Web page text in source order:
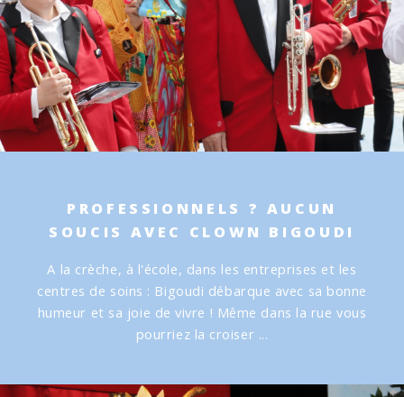
PROFESSIONNELS ? AUCUN
SOUCIS AVEC CLOWN BIGOUDI
A la crèche, à l'école, dans les entreprises et les
centres de soins : Bigoudi débarque avec sa bonne
humeur et sa joie de vivre ! Même dans la rue vous
pourriez la croiser ...